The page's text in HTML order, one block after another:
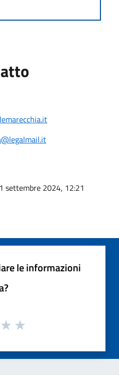
settembre 2024, 12:21
le informazioni